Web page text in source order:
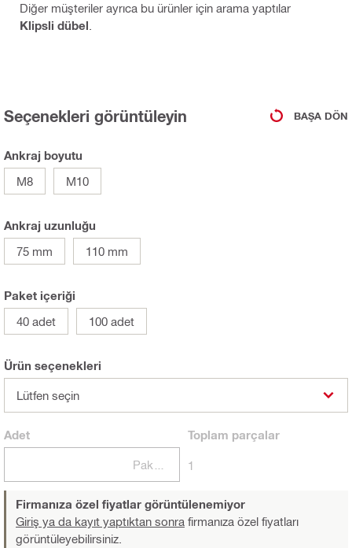
Diğer müşteriler ayrıca bu ürünler için arama yaptılar
Klipsli dübel
Seçenekleri görüntüleyin BAŞA DÖN
Ankraj boyutu
M8
M10
Ankraj uzunluğu
75 mm
110 mm
Paket içeriği
40 adet
100 adet
Ürün seçenekleri
Lütfen seçin
Adet Toplam parçalar
1
Firmanıza özel fiyatlar görüntülenemiyor
Giriş ya da kayıt yaptıktan sonra firmanıza özel fiyatları
görüntüleyebilirsiniz.